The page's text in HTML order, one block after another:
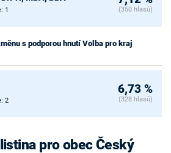
1 (350 hlasů)
s podporou hnutí Volba pro kraj
2
6,73 %
(328 hlasů)
pro obec Český